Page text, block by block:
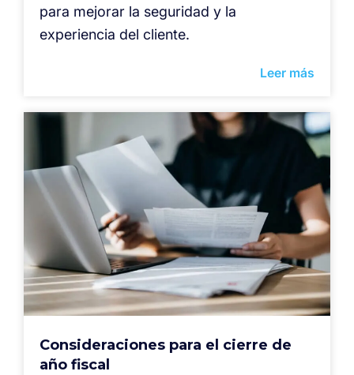
para mejorar la seguridad y la
experiencia del cliente.
Leer más
Consideraciones para el cierre de
año fiscal